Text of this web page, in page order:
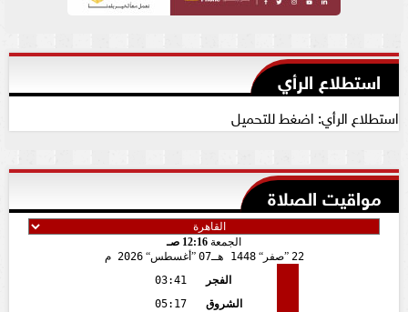
استطلاع الرأي
استطلاع الرأي: اضغط للتحميل
مواقيت الصلاة
الجمعة 12:16 صـ
22
صفر 1448 هـ 07 أغسطس 2026 م
الفجر
03:41
الشروق
05:17